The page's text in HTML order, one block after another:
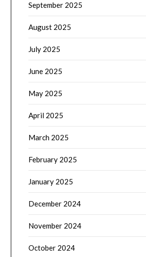
September 2025
August 2025
July 2025
June 2025
May 2025
April 2025
March 2025
February 2025
January 2025
December 2024
November 2024
October 2024